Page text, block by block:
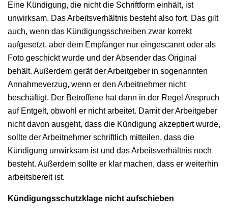
Eine Kündigung, die nicht die Schriftform einhält, ist
unwirksam. Das Arbeitsverhältnis besteht also fort. Das gilt
auch, wenn das Kündigungsschreiben zwar korrekt
aufgesetzt, aber dem Empfänger nur eingescannt oder als
Foto geschickt wurde und der Absender das Original
behält. Außerdem gerät der Arbeitgeber in sogenannten
Annahmeverzug, wenn er den Arbeitnehmer nicht
beschäftigt. Der Betroffene hat dann in der Regel Anspruch
auf Entgelt, obwohl er nicht arbeitet. Damit der Arbeitgeber
nicht davon ausgeht, dass die Kündigung akzeptiert wurde,
sollte der Arbeitnehmer schriftlich mitteilen, dass die
Kündigung unwirksam ist und das Arbeitsverhältnis noch
besteht. Außerdem sollte er klar machen, dass er weiterhin
arbeitsbereit ist.
Kündigungsschutzklage nicht aufschieben